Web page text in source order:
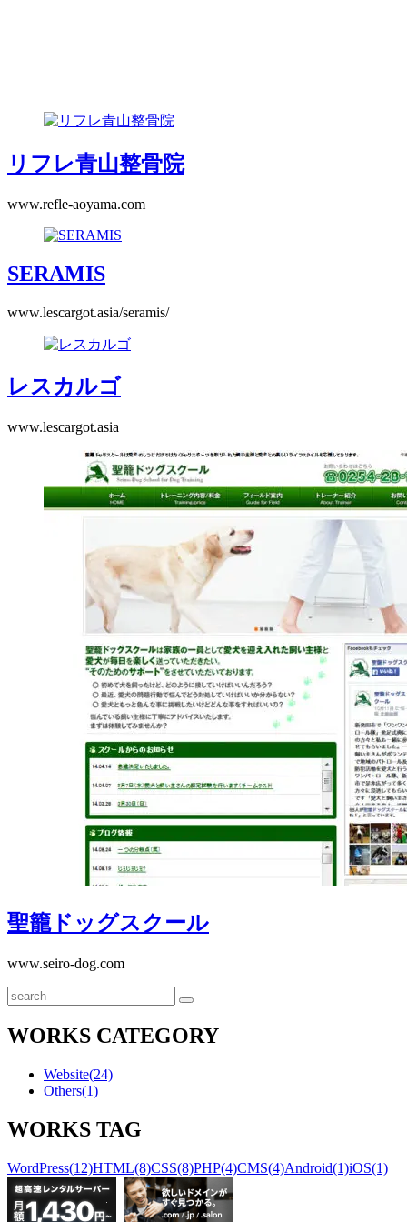
Website
2020.7.6
リフレ青山整骨院
www.refle-aoyama.com
Website
2020.7.6
SERAMIS
www.lescargot.asia/seramis/
2020.7.5
レスカルゴ
www.lescargot.asia
Website
CMSPHP
2020.7.6
聖籠ドッグスクール
www.seiro-dog.com
検
WORKS CATEGORY
Website(24)
Others(1)
WORKS TAG
WordPress(12)HTML(8)CSS(8)PHP(4)CMS(4)Android(1)iOS(1)